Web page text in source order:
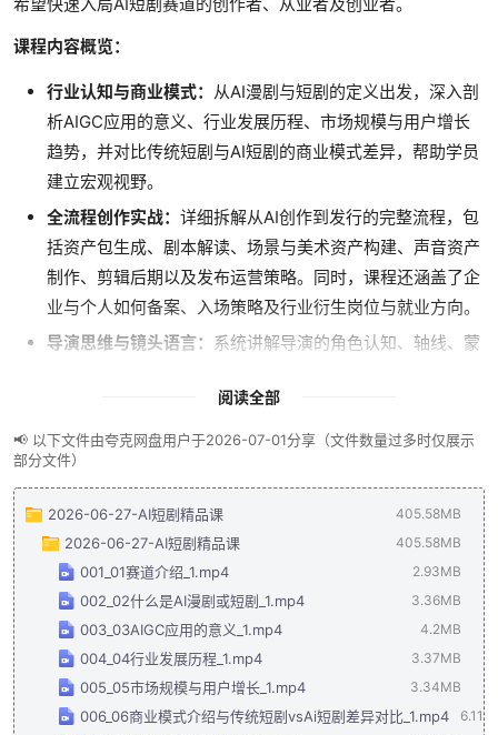
课程内容概览：
行业认知与商业模式： 从AI漫剧与短剧的定义出发，深入剖
析AIGC应用的意义、行业发展历程、市场规模与用户增长
趋势，并对比传统短剧与AI短剧的商业模式差异，帮助学员
建立宏观视野。
全流程创作实战： 详细拆解从AI创作到发行的完整流程，包
括资产包生成、剧本解读、场景与美术资产构建、声音资产
制作、剪辑后期以及发布运营策略。同时，课程还涵盖了企
业与个人如何备案、入场策略及行业衍生岗位与就业方向。
导演思维与镜头语言： 系统讲解导演的角色认知、轴线、蒙
员的叙事与视觉表达能力。
提示词工程核心方法论：深入介绍国内外主流AI模型，拆解
提示词类型、参数权重控制，并重点讲解角色、三视图、场
剪辑实操教学：通过工作场景实录，手把手教授粗剪与细剪
的实操技巧，让学员快速掌握后期制作能力。
求职与面试指南：针对AI制作岗，提供简历优化、个人优势
撰写、五大胜任力分析、STAR法则应用及高频面试问题回
答策略，助力学员顺利入行。
阅读全部
📢 以下文件由夸克网盘用户于2026-07-01分享（文件数量过多时仅展示
部分文件）
2026-06-27-AI短剧精品课 405.58MB
2026-06-27-AI短剧精品课 405.58MB
001_01赛道介绍_1.mp4 2.93MB
002_02什么是AI漫剧或短剧_1.mp4 3.36MB
003_03AIGC应用的意义_1.mp4 4.2MB
004_04行业发展历程_1.mp4 3.37MB
005_05市场规模与用户增长_1.mp4 3.34MB
006_06商业模式介绍与传统短剧vsAi短剧差异对比_1.mp4